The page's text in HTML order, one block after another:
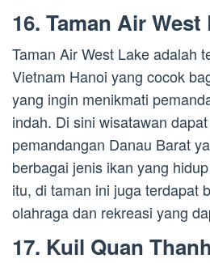
16. Taman Air West
Taman Air West Lake adalah
Vietnam Hanoi yang cocok
yang ingin menikmati
indah. Di sini wisatawan
pemandangan Danau Barat
berbagai jenis ikan yang
itu, di taman ini juga terdapat
olahraga dan rekreasi yang
17. Kuil Quan Thanh